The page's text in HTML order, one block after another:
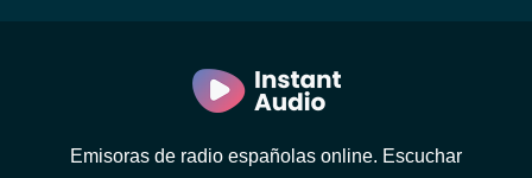
Emisoras de radio españolas online. Escuchar